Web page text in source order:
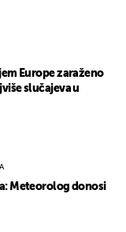
Europe zaraženo
slučajeva u
Meteorolog donosi